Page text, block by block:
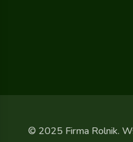
© 2025 Firma Rolnik.